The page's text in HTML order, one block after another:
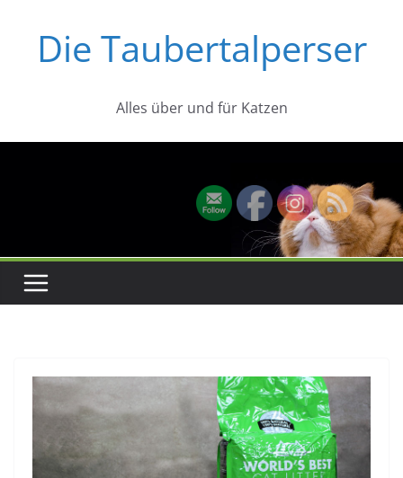
springenDie Taubertalperser
Alles über und für Katzen